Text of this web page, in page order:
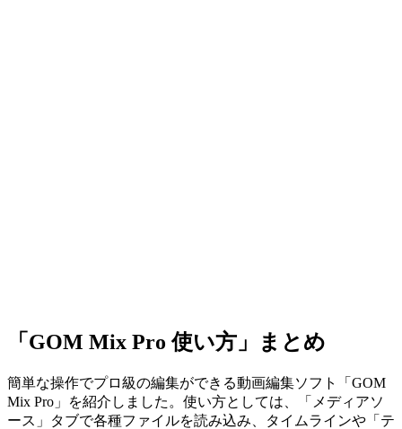
「GOM Mix Pro 使い方」まとめ
簡単な操作でプロ級の編集ができる動画編集ソフト「GOM
Mix Pro」を紹介しました。使い方としては、「メディアソ
ース」タブで各種ファイルを読み込み、タイムラインや「テ